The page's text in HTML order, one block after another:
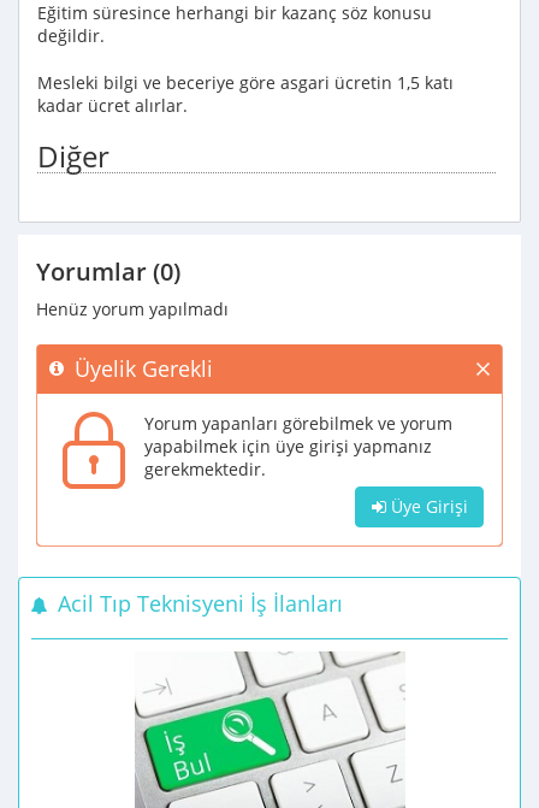
Eğitim süresince herhangi bir kazanç söz konusu
değildir.
Mesleki bilgi ve beceriye göre asgari ücretin 1,5 katı
kadar ücret alırlar.
Diğer
Yorumlar (0)
Henüz yorum yapılmadı
Üyelik Gerekli
Yorum yapanları görebilmek ve yorum
yapabilmek için üye girişi yapmanız
gerekmektedir.
Üye Girişi
Acil Tıp Teknisyeni İş İlanları